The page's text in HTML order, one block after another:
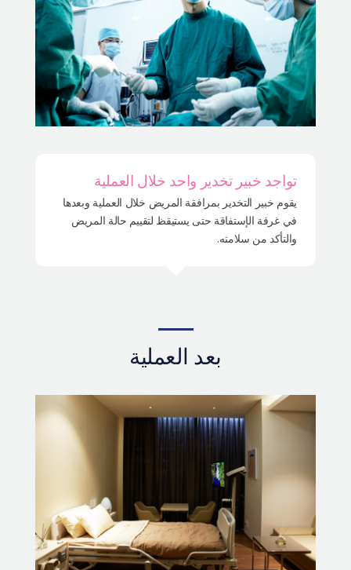
تواجد خبير تخدير واحد خلال العملية
يقوم خبير التخدير بمرافقة المريض خلال العملية وبعدها
في غرفة الإستفاقة حتى يستيقظ لتقييم حالة المريض
والتأكد من سلامته.
بعد العملية